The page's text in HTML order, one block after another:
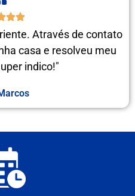
Através de contato
casa e resolveu meu
indico!"